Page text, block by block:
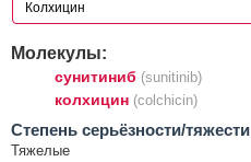
Молекулы:
сунитиниб (sunitinib)
колхицин (colchicin)
Cтепень серьёзности/тяжести
Тяжелые